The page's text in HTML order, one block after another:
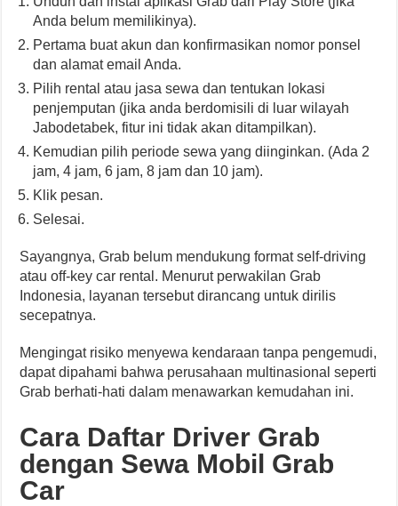
Anda belum memilikinya).
Pertama buat akun dan konfirmasikan nomor ponsel
dan alamat email Anda.
Pilih rental atau jasa sewa dan tentukan lokasi
penjemputan (jika anda berdomisili di luar wilayah
Jabodetabek, fitur ini tidak akan ditampilkan).
Kemudian pilih periode sewa yang diinginkan. (Ada 2
jam, 4 jam, 6 jam, 8 jam dan 10 jam).
Klik pesan.
Selesai.
Sayangnya, Grab belum mendukung format self-driving
atau off-key car rental. Menurut perwakilan Grab
Indonesia, layanan tersebut dirancang untuk dirilis
secepatnya.
Mengingat risiko menyewa kendaraan tanpa pengemudi,
dapat dipahami bahwa perusahaan multinasional seperti
Grab berhati-hati dalam menawarkan kemudahan ini.
Cara Daftar Driver Grab
dengan Sewa Mobil Grab
Car